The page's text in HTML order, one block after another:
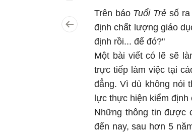
Trên báo Tuổi Trẻ số ra
định chất lượng giáo
định rồi... để đó?"
Một bài viết có lẽ sẽ
trực tiếp làm việc tại
đẳng. Vì dù không nói
lực thực hiện kiểm
Những thông tin được
đến nay, sau hơn 5